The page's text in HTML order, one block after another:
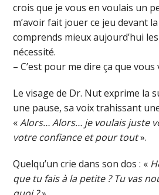
crois que je vous en voulais un
m’avoir fait jouer ce jeu devant
comprends mieux aujourd’hui
nécessité.
– C’est pour me dire ça que
Le visage de Dr. Nut exprime la
une pause, sa voix trahissant
«Alors… Alors… je voulais juste
votre confiance et pour tout».
Quelqu’un crie dans son dos : «
que tu fais à la petite ? Tu vas